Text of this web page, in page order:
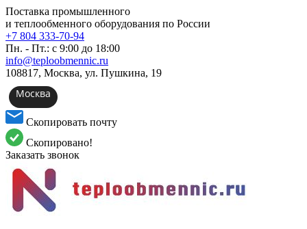
Поставка промышленного
и теплообменного оборудования по России
+7 804 333-70-94
Пн. - Пт.: с 9:00 до 18:00
info@teploobmennic.ru
108817, Москва, ул. Пушкина, 19
Москва
Скопировать почту
Скопировано!
Заказать звонок